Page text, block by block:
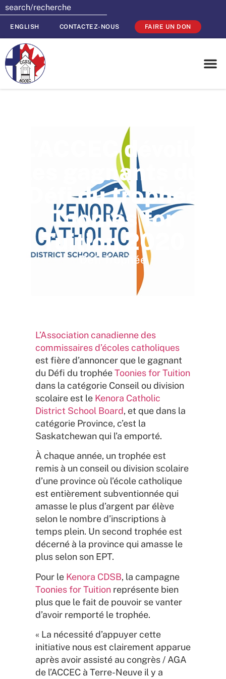
ENGLISH CONTACTEZ-NOUS FAIRE UN DON
L’ACCEC dévoile
les gagnants du
Défi du trophée
Toonies for
Tuition 2020
Défi Trophée
L’Association canadienne des
commissaires d’écoles catholiques
est fière d’annoncer que le gagnant
du Défi du trophéeToonies for Tuition
dans la catégorie Conseil ou division
scolaire est le Kenora Catholic
District School Board, et que dans la
catégorie Province, c’est la
Saskatchewan qui l’a emporté.
À chaque année, un trophée est
remis à un conseil ou division scolaire
d’une province où l’école catholique
est entièrement subventionnée qui
amasse le plus d’argent par élève
selon le nombre d’inscriptions à
temps plein. Un second trophée est
décerné à la province qui amasse le
plus selon son EPT.
Pour le Kenora CDSB, la campagne
Toonies for Tuition représente bien
plus que le fait de pouvoir se vanter
d’avoir remporté le trophée.
« La nécessité d’appuyer cette
initiative nous est clairement apparue
après avoir assisté au congrès / AGA
de l’ACCEC à Terre-Neuve il y a